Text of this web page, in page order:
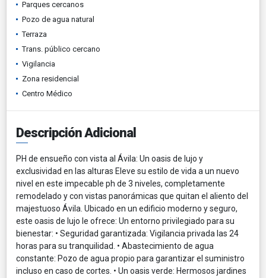
Parques cercanos
Pozo de agua natural
Terraza
Trans. público cercano
Vigilancia
Zona residencial
Centro Médico
Descripción Adicional
PH de ensueño con vista al Ávila: Un oasis de lujo y
exclusividad en las alturas Eleve su estilo de vida a un nuevo
nivel en este impecable ph de 3 niveles, completamente
remodelado y con vistas panorámicas que quitan el aliento del
majestuoso Ávila. Ubicado en un edificio moderno y seguro,
este oasis de lujo le ofrece: Un entorno privilegiado para su
bienestar: • Seguridad garantizada: Vigilancia privada las 24
horas para su tranquilidad. • Abastecimiento de agua
constante: Pozo de agua propio para garantizar el suministro
incluso en caso de cortes. • Un oasis verde: Hermosos jardines